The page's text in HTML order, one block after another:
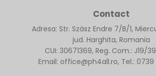
Contact
Adresa: Str. Szász Endre 7/B/1,
jud. Harghita, Romania
CUI: 30671369, Reg. Com.: J19/
Email: office@ph4all.ro, Tel.: